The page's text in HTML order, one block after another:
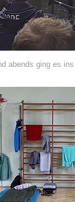
abends ging es